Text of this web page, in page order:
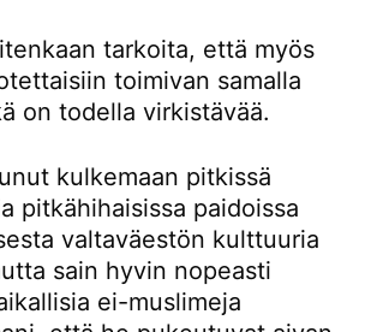
tarkoita, että myös
toimivan samalla
on todella virkistävää.
kulkemaan pitkissä
pitkähihaisissa paidoissa
valtaväestön kulttuuria
sain hyvin nopeasti
ei-muslimeja